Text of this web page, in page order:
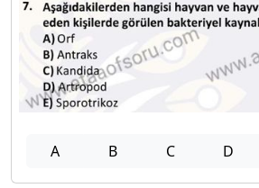
A B C D